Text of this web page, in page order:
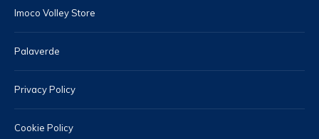
Imoco Volley Store
Palaverde
Privacy Policy
Cookie Policy